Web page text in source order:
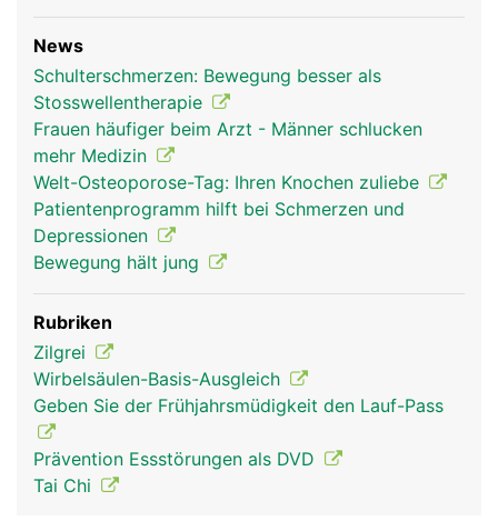
News
Schulterschmerzen: Bewegung besser als
Stosswellentherapie
Frauen häufiger beim Arzt - Männer schlucken
mehr Medizin
Welt-Osteoporose-Tag: Ihren Knochen zuliebe
Patientenprogramm hilft bei Schmerzen und
Depressionen
Bewegung hält jung
Rubriken
Zilgrei
Wirbelsäulen-Basis-Ausgleich
Geben Sie der Frühjahrsmüdigkeit den Lauf-Pass
Prävention Essstörungen als DVD
Tai Chi